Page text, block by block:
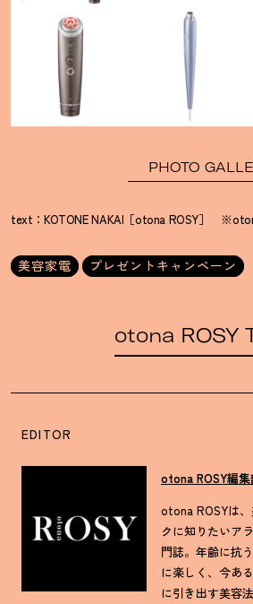
PHOTO
text：KOTONE NAKAI［otona ROSY］
美容家電 プレゼントキャンペーン
otona ROSY
EDITOR
otona ROSY編
otona ROSYは
クに知りたいア
門誌。年齢に抗
に楽しく、今あ
に引き出す美容